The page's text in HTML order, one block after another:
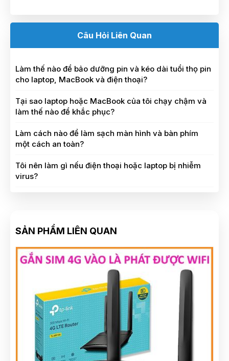
Câu Hỏi Liên Quan
Làm thế nào để bảo dưỡng pin và kéo dài tuổi thọ pin
cho laptop, MacBook và điện thoại?
Tại sao laptop hoặc MacBook của tôi chạy chậm và
làm thế nào để khắc phục?
Làm cách nào để làm sạch màn hình và bàn phím
một cách an toàn?
Tôi nên làm gì nếu điện thoại hoặc laptop bị nhiễm
virus?
SẢN PHẨM LIÊN QUAN